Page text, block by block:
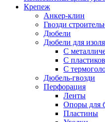
Крепеж
Анкер-клин
Гвозди
Дюбели
Дюбели для
С
С
С
Дюбель-гвозди
Перфорация
Ленты
Опоры для
Пластины